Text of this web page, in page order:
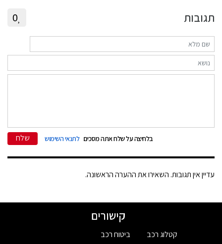
תגובות 0
בלחיצה על שלח אתה מסכים לתנאי השימוש שלח
עדיין אין תגובות. השאירו את ההערה הראשונה.
קישורים
קטלוג רכב
ביטוח רכב